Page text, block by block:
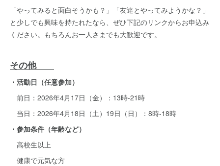
「やってみると面白そうかも？」「友達とやってみようかな？」
と少しでも興味を持たれたなら、ぜひ下記のリンクからお申込み
ください。もちろんお一人さまでも大歓迎です。
その他
・活動日（任意参加）
前日：2026年4月17日（金）：13時-21時
当日：2026年4月18日（土）19日（日）：8時-18時
・参加条件（年齢など）
高校生以上
健康で元気な方